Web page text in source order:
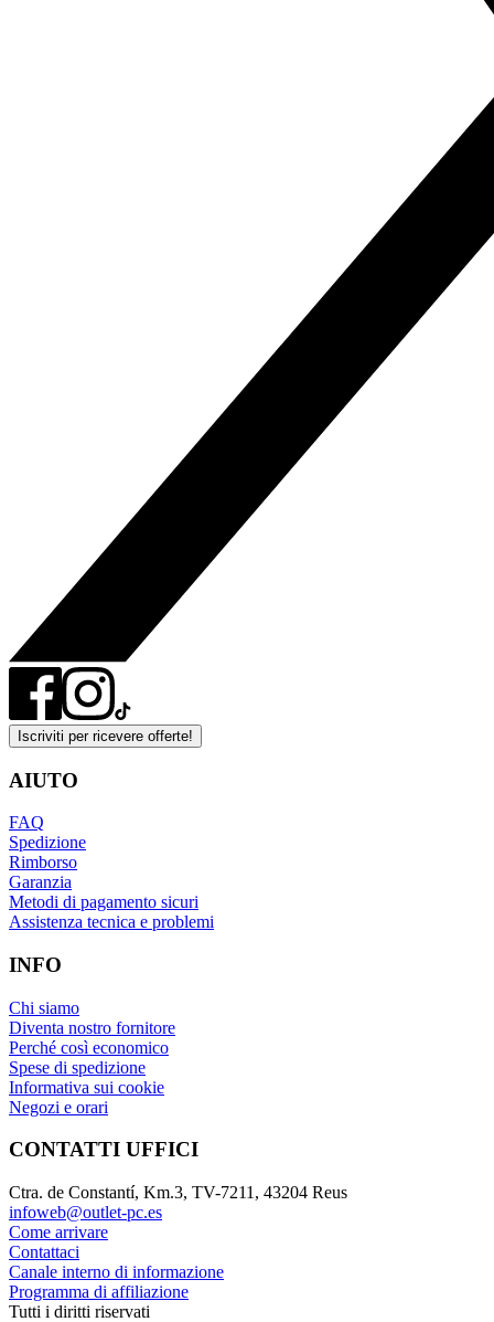
Iscriviti per ricevere offerte!
AIUTO
FAQ
Spedizione
Rimborso
Garanzia
Metodi di pagamento sicuri
Assistenza tecnica e problemi
INFO
Chi siamo
Diventa nostro fornitore
Perché così economico
Spese di spedizione
Informativa sui cookie
Negozi e orari
CONTATTI UFFICI
Ctra. de Constantí, Km.3, TV-7211, 43204 Reus
infoweb@outlet-pc.es
Come arrivare
Contattaci
Canale interno di informazione
Programma di affiliazione
Tutti i diritti riservati